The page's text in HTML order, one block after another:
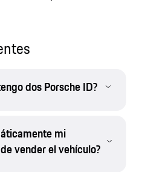
dos Porsche ID?
mi
vender el vehículo?